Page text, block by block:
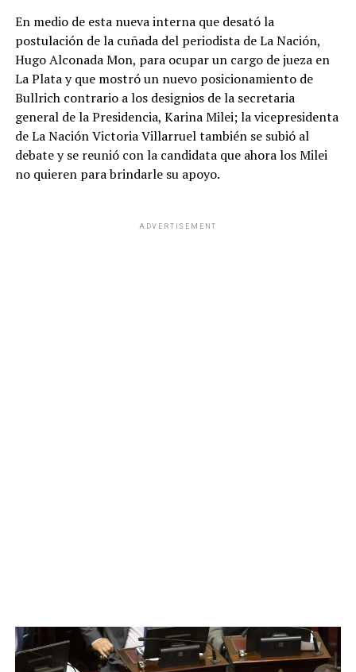
En medio de esta nueva interna que desató la
postulación de la cuñada del periodista de La Nación,
Hugo Alconada Mon, para ocupar un cargo de jueza en
La Plata y que mostró un nuevo posicionamiento de
Bullrich contrario a los designios de la secretaria
general de la Presidencia, Karina Milei; la vicepresidenta
de La Nación Victoria Villarruel también se subió al
debate y se reunió con la candidata que ahora los Milei
no quieren para brindarle su apoyo.
ADVERTISEMENT